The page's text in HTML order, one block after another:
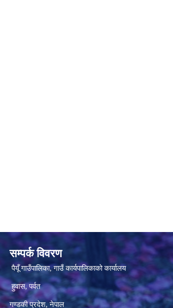
सम्पर्क विवरण
पैयूँ गाउँपालिका, गाउँ कार्यपालिकाको कार्यालय
हुवास, पर्वत
गण्डकी प्रदेश, नेपाल